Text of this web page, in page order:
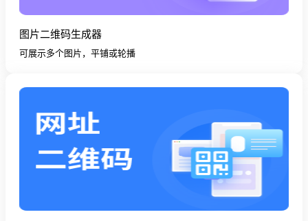
图片二维码生成器
可展示多个图片，平铺或轮播